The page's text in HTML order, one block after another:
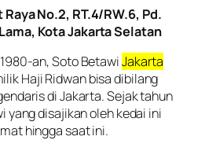
No.2, RT.4/RW.6, Pd.
Kota Jakarta Selatan
an, Soto BetawiJakarta
Haji Ridwan bisa dibilang
di Jakarta. Sejak tahun
yang disajikan oleh kedai ini
hingga saat ini.